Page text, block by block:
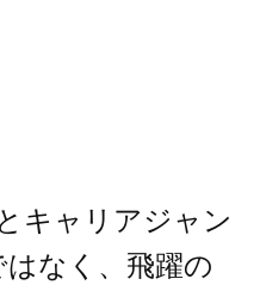
キャリアジャン
なく、飛躍の